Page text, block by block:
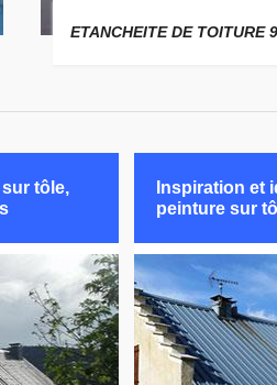
ETANCHEITE DE TOITURE
tôle,
Inspiration et
peinture sur